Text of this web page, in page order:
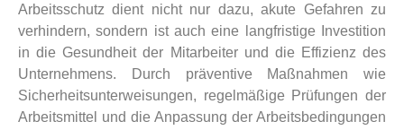
Arbeitsschutz dient nicht nur dazu, akute Gefahren zu
verhindern, sondern ist auch eine langfristige Investition
in die Gesundheit der Mitarbeiter und die Effizienz des
Unternehmens. Durch präventive Maßnahmen wie
Sicherheitsunterweisungen, regelmäßige Prüfungen der
Arbeitsmittel und die Anpassung der Arbeitsbedingungen